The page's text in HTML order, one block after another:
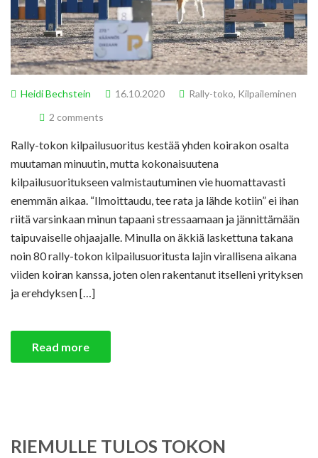
Heidi Bechstein 16.10.2020 Rally-toko, Kilpaileminen
2 comments
Rally-tokon kilpailusuoritus kestää yhden koirakon osalta
muutaman minuutin, mutta kokonaisuutena
kilpailusuoritukseen valmistautuminen vie huomattavasti
enemmän aikaa. “Ilmoittaudu, tee rata ja lähde kotiin” ei ihan
riitä varsinkaan minun tapaani stressaamaan ja jännittämään
taipuvaiselle ohjaajalle. Minulla on äkkiä laskettuna takana
noin 80 rally-tokon kilpailusuoritusta lajin virallisena aikana
viiden koiran kanssa, joten olen rakentanut itselleni yrityksen
ja erehdyksen […]
Read more
RIEMULLE TULOS TOKON